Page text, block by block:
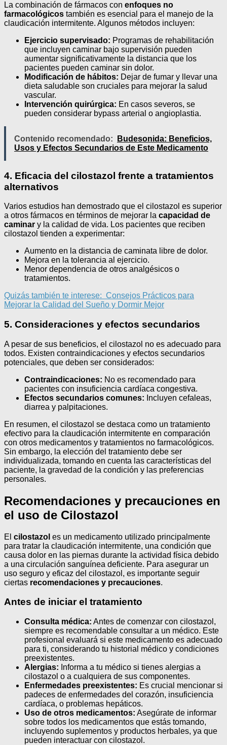
La combinación de fármacos con enfoques no
farmacológicos también es esencial para el manejo de la
claudicación intermitente. Algunos métodos incluyen:
Ejercicio supervisado: Programas de rehabilitación
que incluyen caminar bajo supervisión pueden
aumentar significativamente la distancia que los
pacientes pueden caminar sin dolor.
Modificación de hábitos: Dejar de fumar y llevar una
dieta saludable son cruciales para mejorar la salud
vascular.
Intervención quirúrgica: En casos severos, se
pueden considerar bypass arterial o angioplastia.
Contenido recomendado:
Budesonida: Beneficios,
Usos y Efectos Secundarios de Este Medicamento
4. Eficacia del cilostazol frente a tratamientos
alternativos
Varios estudios han demostrado que el cilostazol es superior
a otros fármacos en términos de mejorar la capacidad de
caminar y la calidad de vida. Los pacientes que reciben
cilostazol tienden a experimentar:
Aumento en la distancia de caminata libre de dolor.
Mejora en la tolerancia al ejercicio.
Menor dependencia de otros analgésicos o
tratamientos.
Quizás también te interese: Consejos Prácticos para
Mejorar la Calidad del Sueño y Dormir Mejor
5. Consideraciones y efectos secundarios
A pesar de sus beneficios, el cilostazol no es adecuado para
todos. Existen contraindicaciones y efectos secundarios
potenciales, que deben ser considerados:
Contraindicaciones: No es recomendado para
pacientes con insuficiencia cardíaca congestiva.
Efectos secundarios comunes: Incluyen cefaleas,
diarrea y palpitaciones.
En resumen, el cilostazol se destaca como un tratamiento
efectivo para la claudicación intermitente en comparación
con otros medicamentos y tratamientos no farmacológicos.
Sin embargo, la elección del tratamiento debe ser
individualizada, tomando en cuenta las características del
paciente, la gravedad de la condición y las preferencias
personales.
Recomendaciones y precauciones en
el uso de Cilostazol
El cilostazol es un medicamento utilizado principalmente
para tratar la claudicación intermitente, una condición que
causa dolor en las piernas durante la actividad física debido
a una circulación sanguínea deficiente. Para asegurar un
uso seguro y eficaz del cilostazol, es importante seguir
ciertas recomendaciones y precauciones.
Antes de iniciar el tratamiento
Consulta médica: Antes de comenzar con cilostazol,
siempre es recomendable consultar a un médico. Este
profesional evaluará si este medicamento es adecuado
para ti, considerando tu historial médico y condiciones
preexistentes.
Alergias: Informa a tu médico si tienes alergias a
cilostazol o a cualquiera de sus componentes.
Enfermedades preexistentes: Es crucial mencionar si
padeces de enfermedades del corazón, insuficiencia
cardíaca, o problemas hepáticos.
Uso de otros medicamentos: Asegúrate de informar
sobre todos los medicamentos que estás tomando,
incluyendo suplementos y productos herbales, ya que
pueden interactuar con cilostazol.